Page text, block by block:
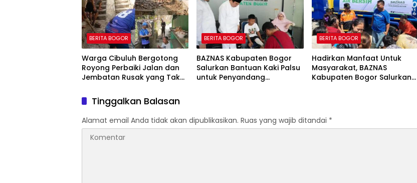
BERITA BOGOR
Warga Cibuluh Bergotong
Royong Perbaiki Jalan dan
Jembatan Rusak yang Tak
BERITA BOGOR
BAZNAS Kabupaten Bogor
Salurkan Bantuan Kaki Palsu
untuk Penyandang
BERITA BOGOR
Hadirkan Manfaat Untuk
Masyarakat, BAZNAS
Kabupaten Bogor Salurkan
Tinggalkan Balasan
Alamat email Anda tidak akan dipublikasikan. Ruas yang wajib ditandai *